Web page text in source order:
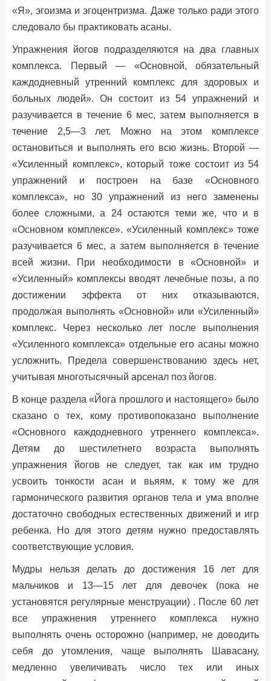
«Я», эгоизма и эгоцентризма. Даже только ради этого
следовало бы практиковать асаны.
Упражнения йогов подразделяются на два главных
комплекса. Первый — «Основной, обязательный
каждодневный утренний комплекс для здоровых и
больных людей». Он состоит из 54 упражнений и
разучивается в течение 6 мес, затем выполняется в
течение 2,5—3 лет. Можно на этом комплексе
остановиться и выполнять его всю жизнь. Второй —
«Усиленный комплекс», который тоже состоит из 54
упражнений и построен на базе «Основного
комплекса», но 30 упражнений из него заменены
более сложными, а 24 остаются теми же, что и в
«Основном комплексе». «Усиленный комплекс» тоже
разучивается 6 мес, а затем выполняется в течение
всей жизни. При необходимости в «Основной» и
«Усиленный» комплексы вводят лечебные позы, а по
достижении эффекта от них отказываются,
продолжая выполнять «Основной» или «Усиленный»
комплекс. Через несколько лет после выполнения
«Усиленного комплекса» отдельные его асаны можно
усложнить. Предела совершенствованию здесь нет,
учитывая многотысячный арсенал поз йогов.
В конце раздела «Йога прошлого и настоящего» было
сказано о тех, кому противопоказано выполнение
«Основного каждодневного утреннего комплекса».
Детям до шестилетнего возраста выполнять
упражнения йогов не следует, так как им трудно
усвоить тонкости асан и вьяям, к тому же для
гармонического развития органов тела и ума вполне
достаточно свободных естественных движений и игр
ребенка. Но для этого детям нужно предоставлять
соответствующие условия.
Мудры нельзя делать до достижения 16 лет для
мальчиков и 13—15 лет для девочек (пока не
установятся регулярные менструации) . После 60 лет
все упражнения утреннего комплекса нужно
выполнять очень осторожно (например, не доводить
себя до утомления, чаще выполнять Шавасану,
медленно увеличивать число тех или иных